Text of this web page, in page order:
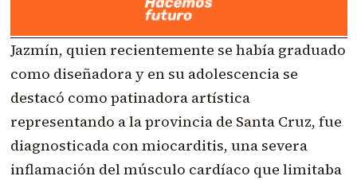
Jazmín, quien recientemente se había graduado
como diseñadora y en su adolescencia se
destacó como patinadora artística
representando a la provincia de Santa Cruz, fue
diagnosticada con miocarditis, una severa
inflamación del músculo cardíaco que limitaba